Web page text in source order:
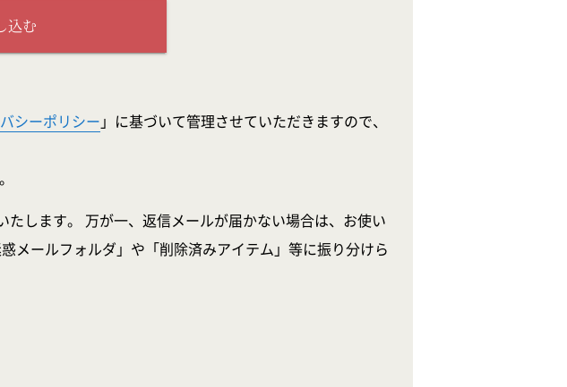
込む
シーポリシー 」に基づいて管理させていただきますので、
します。 万が一、返信メールが届かない場合は、お使い
メールフォルダ」や「削除済みアイテム」等に振り分けら